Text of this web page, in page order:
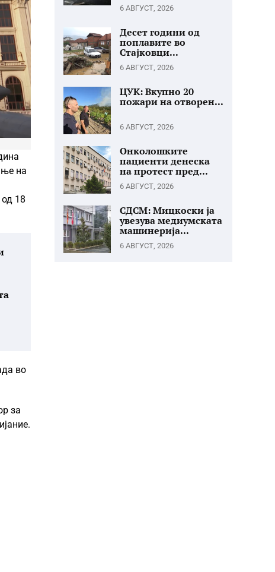
на
од 18
во
за
6 АВГУСТ, 2026
Десет години од
поплавите во
Стајковци...
6 АВГУСТ, 2026
ЦУК: Вкупно 20
пожари на отворен...
6 АВГУСТ, 2026
Онколошките
пациенти денеска
на протест пред...
6 АВГУСТ, 2026
СДСМ: Мицкоски ја
увезува медиумската
машинерија...
6 АВГУСТ, 2026